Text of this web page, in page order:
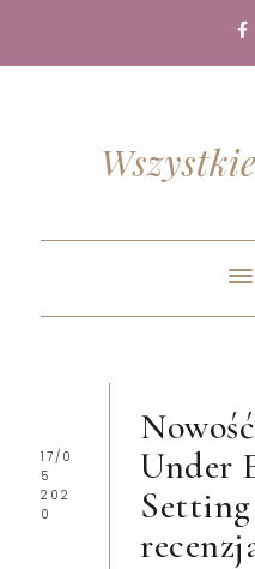
17/0
5
202
0
Under